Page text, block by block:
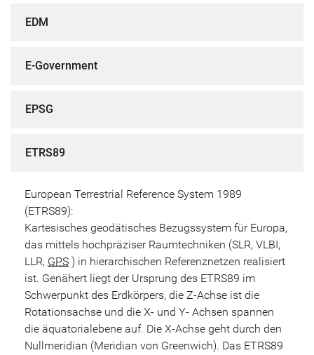
EDM
E-Government
EPSG
ETRS89
European Terrestrial Reference System 1989
(ETRS89):
Kartesisches geodätisches Bezugssystem für Europa,
das mittels hochpräziser Raumtechniken (SLR, VLBI,
LLR, GPS ) in hierarchischen Referenznetzen realisiert
ist. Genähert liegt der Ursprung des ETRS89 im
Schwerpunkt des Erdkörpers, die Z-Achse ist die
Rotationsachse und die X- und Y- Achsen spannen
die äquatorialebene auf. Die X-Achse geht durch den
Nullmeridian (Meridian von Greenwich). Das ETRS89